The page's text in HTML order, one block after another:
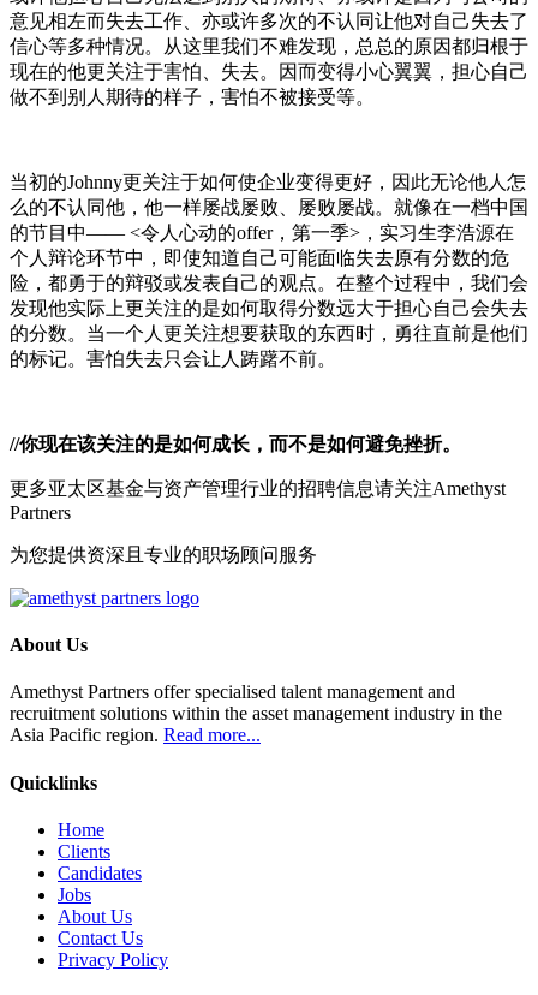
意见相左而失去工作、亦或许多次的不认同让他对自己失去了
信心等多种情况。从这里我们不难发现，总总的原因都归根于
现在的他更关注于害怕、失去。因而变得小心翼翼，担心自己
做不到别人期待的样子，害怕不被接受等。
当初的Johnny更关注于如何使企业变得更好，因此无论他人怎
么的不认同他，他一样屡战屡败、屡败屡战。就像在一档中国
的节目中—— <令人心动的offer，第一季>，实习生李浩源在
个人辩论环节中，即使知道自己可能面临失去原有分数的危
险，都勇于的辩驳或发表自己的观点。在整个过程中，我们会
发现他实际上更关注的是如何取得分数远大于担心自己会失去
的分数。当一个人更关注想要获取的东西时，勇往直前是他们
的标记。害怕失去只会让人踌躇不前。
//你现在该关注的是如何成长，而不是如何避免挫折。
更多亚太区基金与资产管理行业的招聘信息请关注Amethyst
Partners
为您提供资深且专业的职场顾问服务
About Us
Amethyst Partners offer specialised talent management and
recruitment solutions within the asset management industry in the
Asia Pacific region. Read more...
Quicklinks
Home
Clients
Candidates
Jobs
About Us
Contact Us
Privacy Policy